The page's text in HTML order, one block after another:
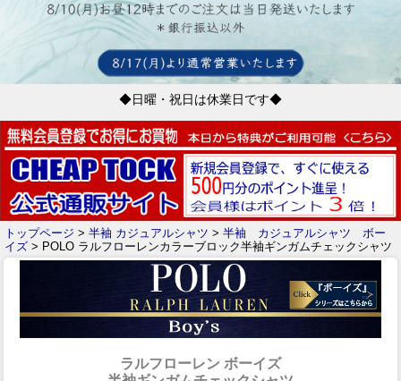
◆日曜・祝日は休業日です◆
トップページ > 半袖 カジュアルシャツ > 半袖 カジュアルシャツ ボー
イズ > POLO ラルフローレンカラーブロック半袖ギンガムチェックシャツ
ラルフローレン ボーイズ